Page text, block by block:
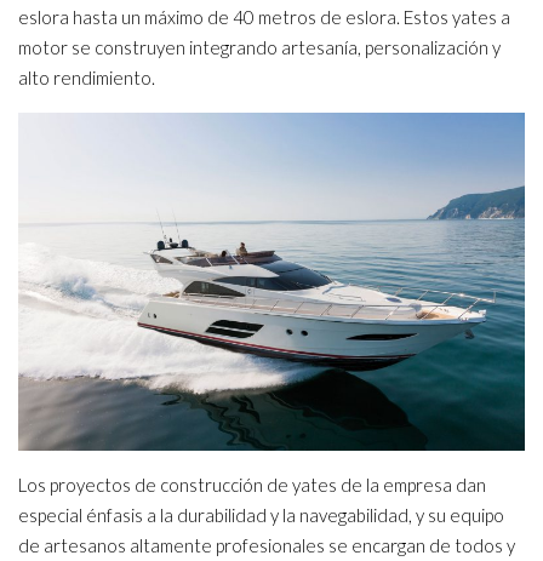
eslora hasta un máximo de 40 metros de eslora. Estos yates a
motor se construyen integrando artesanía, personalización y
alto rendimiento.
Los proyectos de construcción de yates de la empresa dan
especial énfasis a la durabilidad y la navegabilidad, y su equipo
de artesanos altamente profesionales se encargan de todos y